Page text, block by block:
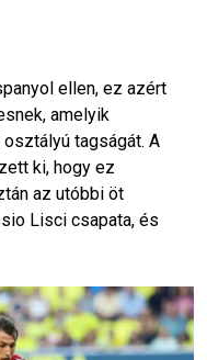
ellen, ez azért
amelyik
tagságát. A
ki, hogy ez
az utóbbi öt
Lisci csapata, és